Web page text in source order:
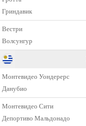
Гриндавик
Вестри
Волсунгур
Монтевидео Уондерерс
Данубио
Монтевидео Сити
Депортиво Мальдонадо